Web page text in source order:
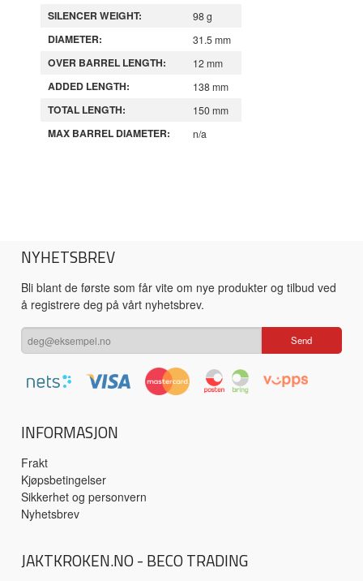
SILENCER WEIGHT: 98 g
DIAMETER: 31.5 mm
OVER BARREL LENGTH: 12 mm
ADDED LENGTH: 138 mm
TOTAL LENGTH: 150 mm
MAX BARREL DIAMETER: n/a
NYHETSBREV
Bli blant de første som får vite om nye produkter og tilbud ved
å registrere deg på vårt nyhetsbrev.
INFORMASJON
Frakt
Kjøpsbetingelser
Sikkerhet og personvern
Nyhetsbrev
JAKTKROKEN.NO - BECO TRADING